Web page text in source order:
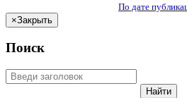
По дате
×Закрыть
Поиск
Найти